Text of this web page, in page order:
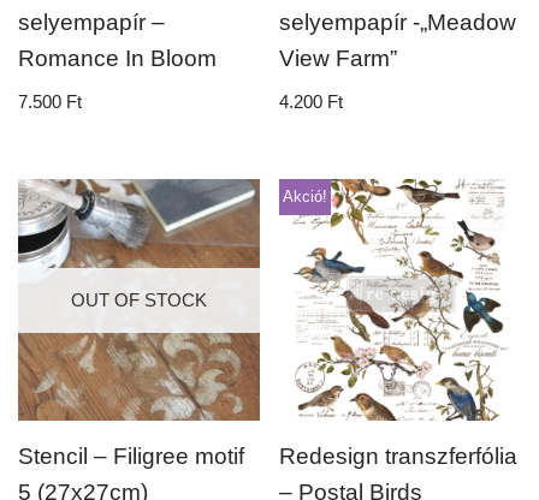
selyempapír –
Romance In Bloom
7.500 Ft
selyempapír -„Meadow
View Farm”
4.200 Ft
OUT OF STOCK
Stencil – Filigree motif
5 (27x27cm)
Akció!
Redesign transzferfólia
– Postal Birds